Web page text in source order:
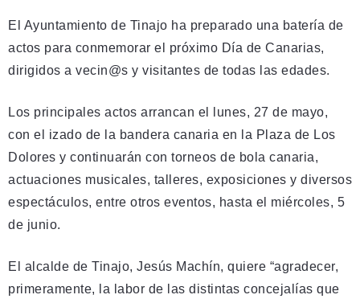
El Ayuntamiento de Tinajo ha preparado una batería de
actos para conmemorar el próximo Día de Canarias,
dirigidos a vecin@s y visitantes de todas las edades.
Los principales actos arrancan el lunes, 27 de mayo,
con el izado de la bandera canaria en la Plaza de Los
Dolores y continuarán con torneos de bola canaria,
actuaciones musicales, talleres, exposiciones y diversos
espectáculos, entre otros eventos, hasta el miércoles, 5
de junio.
El alcalde de Tinajo, Jesús Machín, quiere “agradecer,
primeramente, la labor de las distintas concejalías que